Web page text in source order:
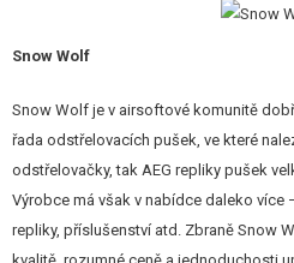
arealistický vzhled
Na těle jsou funkční přepínače režimu
uvolňovač zásobníku. Zásobník je
kuliček.
Snow Wolf
Snow Wolf je v airsoftové komunitě
řada odstřelovacích pušek, ve které
odstřelovačky, tak AEG repliky pušek
Výrobce má však v nabídce daleko více
repliky, příslušenství atd. Zbraně Snow
kvalitě, rozumné ceně a jednoduchosti